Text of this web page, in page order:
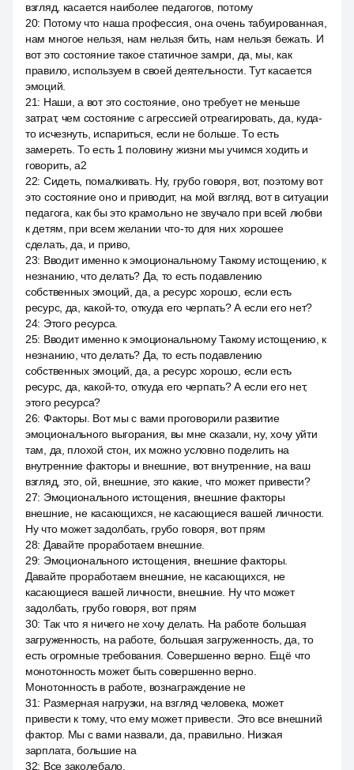
взгляд, касается наиболее педагогов, потому
20: Потому что наша профессия, она очень табуированная,
нам многое нельзя, нам нельзя бить, нам нельзя бежать. И
вот это состояние такое статичное замри, да, мы, как
правило, используем в своей деятельности. Тут касается
эмоций.
21: Наши, а вот это состояние, оно требует не меньше
затрат, чем состояние с агрессией отреагировать, да, куда-
то исчезнуть, испариться, если не больше. То есть
замереть. То есть 1 половину жизни мы учимся ходить и
говорить, a2
22: Сидеть, помалкивать. Ну, грубо говоря, вот, поэтому вот
это состояние оно и приводит, на мой взгляд, вот в ситуации
педагога, как бы это крамольно не звучало при всей любви
к детям, при всем желании что-то для них хорошее
сделать, да, и приво,
23: Вводит именно к эмоциональному Такому истощению, к
незнанию, что делать? Да, то есть подавлению
собственных эмоций, да, а ресурс хорошо, если есть
ресурс, да, какой-то, откуда его черпать? А если его нет?
24: Этого ресурса.
25: Вводит именно к эмоциональному Такому истощению, к
незнанию, что делать? Да, то есть подавлению
собственных эмоций, да, а ресурс хорошо, если есть
ресурс, да, какой-то, откуда его черпать? А если его нет,
этого ресурса?
26: Факторы. Вот мы с вами проговорили развитие
эмоционального выгорания, вы мне сказали, ну, хочу уйти
там, да, плохой стон, их можно условно поделить на
внутренние факторы и внешние, вот внутренние, на ваш
взгляд, это, ой, внешние, это какие, что может привести?
27: Эмоционального истощения, внешние факторы
внешние, не касающихся, не касающиеся вашей личности.
Ну что может задолбать, грубо говоря, вот прям
28: Давайте проработаем внешние.
29: Эмоционального истощения, внешние факторы.
Давайте проработаем внешние, не касающихся, не
касающиеся вашей личности, внешние. Ну что может
задолбать, грубо говоря, вот прям
30: Так что я ничего не хочу делать. На работе большая
загруженность, на работе, большая загруженность, да, то
есть огромные требования. Совершенно верно. Ещё что
монотонность может быть совершенно верно.
Монотонность в работе, вознаграждение не
31: Размерная нагрузки, на взгляд человека, может
привести к тому, что ему может привести. Это все внешний
фактор. Мы с вами назвали, да, правильно. Низкая
зарплата, большие на
32: Все заколебало.